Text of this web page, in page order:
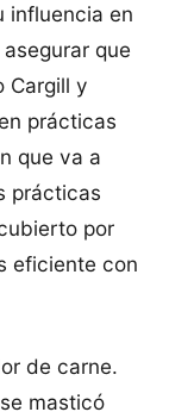
influencia en
que
Cargill y
prácticas
que va a
prácticas
por
eficiente con
de carne.
masticó